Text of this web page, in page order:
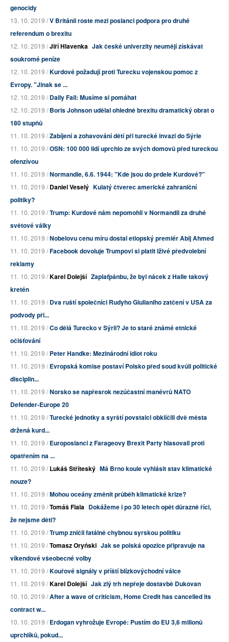
genocidy
13. 10. 2019 /V Británii roste mezi poslanci podpora pro druhé
referendum o brexitu
12. 10. 2019 /Jiří Hlavenka Jak české univerzity neumějí získávat
soukromé peníze
12. 10. 2019 /Kurdové požadují proti Turecku vojenskou pomoc z
Evropy. "Jinak se ...
12. 10. 2019 /Daily Fail: Musíme si pomáhat
12. 10. 2019 /Boris Johnson udělal ohledně brexitu dramatický obrat o
180 stupňů
11. 10. 2019 /Zabíjení a zohavování dětí při turecké invazi do Sýrie
11. 10. 2019 /OSN: 100 000 lidí uprchlo ze svých domovů před tureckou
ofenzívou
11. 10. 2019 /Normandie, 6.6. 1944: "Kde jsou do prdele Kurdové?"
11. 10. 2019 /Daniel Veselý Kulatý čtverec americké zahraniční
politiky?
11. 10. 2019 /Trump: Kurdové nám nepomohli v Normandii za druhé
světové války
11. 10. 2019 /Nobelovu cenu míru dostal etiopský premiér Abij Ahmed
11. 10. 2019 /Facebook dovoluje Trumpovi si platit lživé předvolební
reklamy
11. 10. 2019 /Karel Dolejší Zaplaťpánbu, že byl nácek z Halle takový
kretén
11. 10. 2019 /Dva ruští společníci Rudyho Giulianiho zatčení v USA za
podvody při...
11. 10. 2019 /Co dělá Turecko v Sýrii? Je to staré známé etnické
očišťování
11. 10. 2019 /Peter Handke: Mezinárodní idiot roku
11. 10. 2019 /Evropská komise postaví Polsko před soud kvůli politické
disciplin...
11. 10. 2019 /Norsko se napřesrok nezúčastní manévrů NATO
Defender-Europe 20
11. 10. 2019 /Turecké jednotky a syrští povstalci obklíčili dvě města
držená kurd...
11. 10. 2019 /Europoslanci z Farageovy Brexit Party hlasovali proti
opatřením na ...
11. 10. 2019 /Lukáš Stříteský Má Brno koule vyhlásit stav klimatické
nouze?
11. 10. 2019 /Mohou oceány změnit průběh klimatické krize?
11. 10. 2019 /Tomáš Fiala Dokážeme i po 30 letech opět důrazně říci,
že nejsme děti?
11. 10. 2019 /Trump zničil fatálně chybnou syrskou politiku
11. 10. 2019 /Tomasz Oryński Jak se polská opozice připravuje na
víkendové všeobecné volby
11. 10. 2019 /Kouřové signály v příští blízkovýchodní válce
11. 10. 2019 /Karel Dolejší Jak zlý trh nepřeje dostavbě Dukovan
10. 10. 2019 /After a wave of criticism, Home Credit has cancelled its
contract w...
10. 10. 2019 /Erdogan vyhrožuje Evropě: Pustím do EU 3,6 milionů
uprchlíků, pokud...